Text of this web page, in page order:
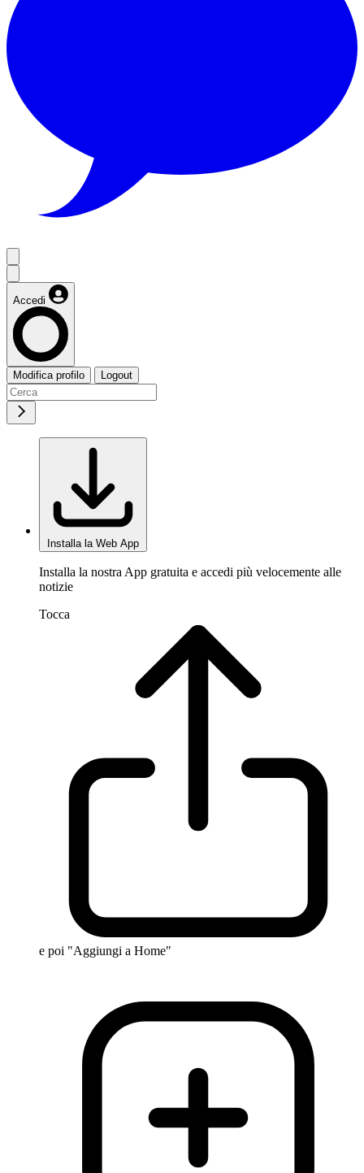
Accedi
Modifica profilo Logout
Installa la Web App
Installa la nostra App gratuita e accedi più velocemente alle
notizie
Tocca
e poi "Aggiungi a Home"